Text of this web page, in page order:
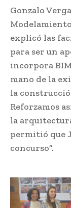
Gonzalo
explicó las
para ser un
incorpora
mano de la
la
Reforzamos
la
permitió que
concurso”.